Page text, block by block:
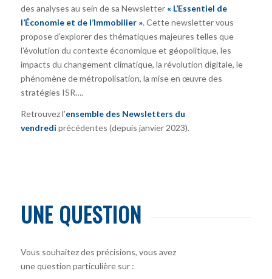
des analyses au sein de sa Newsletter « L’Essentiel de
l’Économie et de l’Immobilier ». Cette newsletter vous
propose d’explorer des thématiques majeures telles que
l’évolution du contexte économique et géopolitique, les
impacts du changement climatique, la révolution digitale, le
phénomène de métropolisation, la mise en œuvre des
stratégies ISR….
Retrouvez l’ensemble des Newsletters du
vendredi précédentes (depuis janvier 2023).
UNE QUESTION
Vous souhaitez des précisions, vous avez
une question particulière sur :